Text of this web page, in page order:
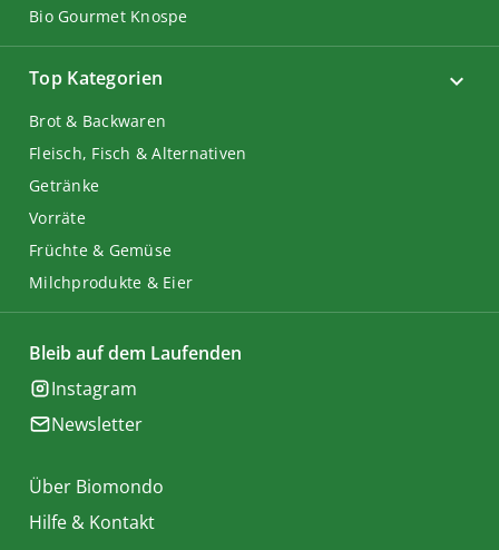
Top Kategorien
Brot & Backwaren
Fleisch, Fisch & Alternativen
Getränke
Vorräte
Früchte & Gemüse
Milchprodukte & Eier
Bio Gourmet Knospe
Bleib auf dem Laufenden
Instagram
Newsletter
Über Biomondo
Hilfe & Kontakt